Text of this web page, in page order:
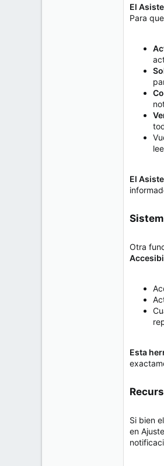
El
Para
El
Otra
Esta
Si bien
en